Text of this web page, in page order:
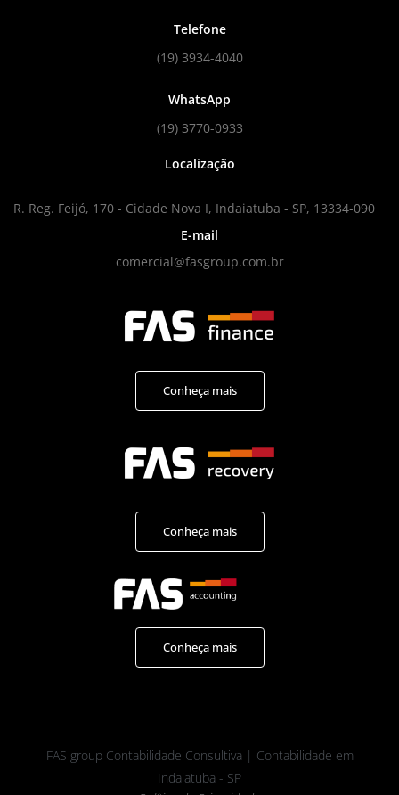
Telefone
(19) 3934-4040
WhatsApp
(19) 3770-0933
Localização
R. Reg. Feijó, 170 - Cidade Nova I, Indaiatuba - SP, 13334-090
E-mail
comercial@fasgroup.com.br
Conheça mais
Conheça mais
Conheça mais
FAS group Contabilidade Consultiva | Contabilidade em
Indaiatuba - SP